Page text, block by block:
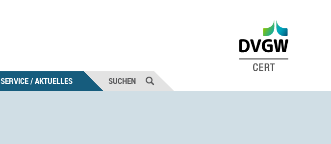
SERVICE / AKTUELLES SUCHEN